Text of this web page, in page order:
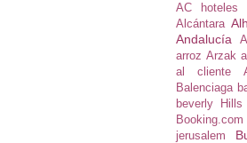
AC hoteles
Alcántara
Andalucía
arroz Arzak
al cliente
Balenciaga
beverly Hills
Booking.com
jerusalem